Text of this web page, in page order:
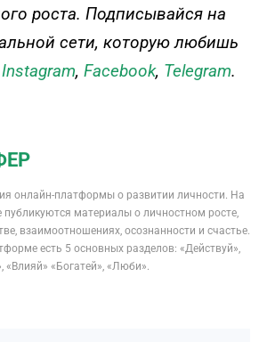
роста. Подписывайся на
сети, которую любишь
Instagram, Facebook, Telegram.
онлайн-платформы о развитии личности. На
публикуются материалы о личностном росте,
взаимоотношениях, осознанности и счастье.
есть 5 основных разделов: «Действуй»,
«Влияй» «Богатей», «Люби».